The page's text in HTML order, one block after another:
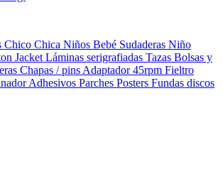
Chico Chica Niños Bebé Sudaderas Niño
Jacket Láminas serigrafiadas Tazas Bolsas y
Chapas / pins Adaptador 45rpm Fieltro
Adhesivos Parches Posters Fundas discos